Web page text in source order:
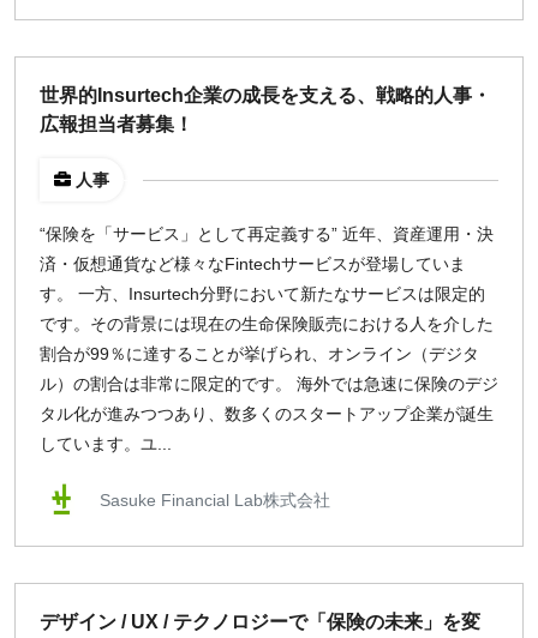
世界的Insurtech企業の成長を支える、戦略的人事・
広報担当者募集！
人事
“保険を「サービス」として再定義する” 近年、資産運用・決
済・仮想通貨など様々なFintechサービスが登場していま
す。 一方、Insurtech分野において新たなサービスは限定的
です。その背景には現在の生命保険販売における人を介した
割合が99％に達することが挙げられ、オンライン（デジタ
ル）の割合は非常に限定的です。 海外では急速に保険のデジ
タル化が進みつつあり、数多くのスタートアップ企業が誕生
しています。ユ...
Sasuke Financial Lab株式会社
デザイン / UX / テクノロジーで「保険の未来」を変